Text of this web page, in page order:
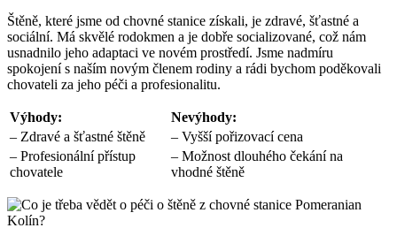
Štěně, které ⁤jsme od chovné‍ stanice získali, je zdravé,​ šťastné a ​
sociální. Má skvělé rodokmen⁣ a je dobře socializované, což nám⁤
usnadnilo jeho adaptaci ve⁢ novém prostředí. ‍Jsme nadmíru⁢
spokojení s ​naším novým členem rodiny a rádi⁣ bychom ⁢poděkovali
chovateli za​ jeho péči a‌ profesionalitu.
Výhody:
Nevýhody:
– Zdravé a šťastné štěně
– Vyšší ⁤pořizovací cena
– Profesionální přístup
chovatele
– Možnost dlouhého čekání na
vhodné štěně